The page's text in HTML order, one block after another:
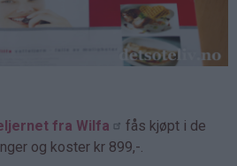
fra Wilfa
fås kjøpt i de
og koster kr 899,-.